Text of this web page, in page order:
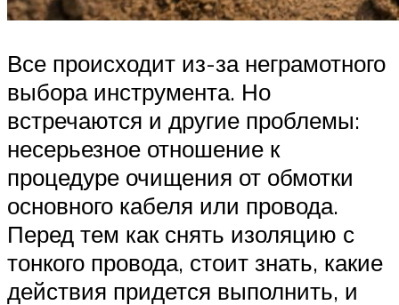
Все происходит из-за неграмотного
выбора инструмента. Но
встречаются и другие проблемы:
несерьезное отношение к
процедуре очищения от обмотки
основного кабеля или провода.
Перед тем как снять изоляцию с
тонкого провода, стоит знать, какие
действия придется выполнить, и